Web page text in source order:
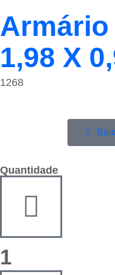
1,98 X
1268
Quantidade
1